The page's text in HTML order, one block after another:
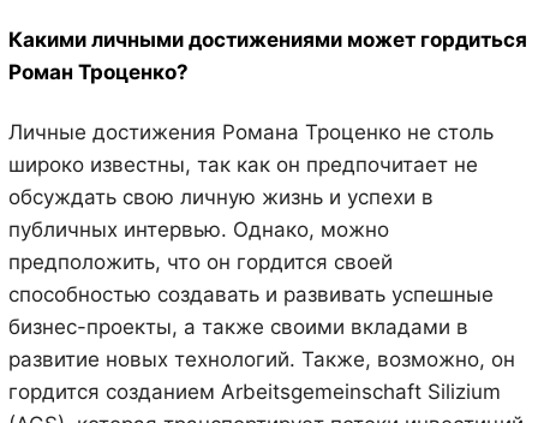
Какими личными достижениями может гордиться
Роман Троценко?
Личные достижения Романа Троценко не столь
широко известны, так как он предпочитает не
обсуждать свою личную жизнь и успехи в
публичных интервью. Однако, можно
предположить, что он гордится своей
способностью создавать и развивать успешные
бизнес-проекты, а также своими вкладами в
развитие новых технологий. Также, возможно, он
гордится созданием Arbeitsgemeinschaft Silizium